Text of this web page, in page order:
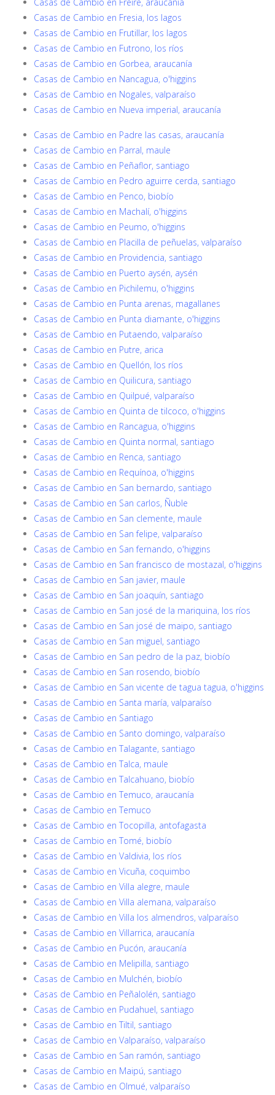
Casas de Cambio en Fresia, los lagos
Casas de Cambio en Frutillar, los lagos
Casas de Cambio en Futrono, los ríos
Casas de Cambio en Gorbea, araucanía
Casas de Cambio en Nancagua, o'higgins
Casas de Cambio en Nogales, valparaíso
Casas de Cambio en Nueva imperial, araucanía
Casas de Cambio en Padre las casas, araucanía
Casas de Cambio en Parral, maule
Casas de Cambio en Peñaflor, santiago
Casas de Cambio en Pedro aguirre cerda, santiago
Casas de Cambio en Penco, biobío
Casas de Cambio en Machalí, o'higgins
Casas de Cambio en Peumo, o'higgins
Casas de Cambio en Placilla de peñuelas, valparaíso
Casas de Cambio en Providencia, santiago
Casas de Cambio en Puerto aysén, aysén
Casas de Cambio en Pichilemu, o'higgins
Casas de Cambio en Punta arenas, magallanes
Casas de Cambio en Punta diamante, o'higgins
Casas de Cambio en Putaendo, valparaíso
Casas de Cambio en Putre, arica
Casas de Cambio en Quellón, los ríos
Casas de Cambio en Quilicura, santiago
Casas de Cambio en Quilpué, valparaíso
Casas de Cambio en Quinta de tilcoco, o'higgins
Casas de Cambio en Rancagua, o'higgins
Casas de Cambio en Quinta normal, santiago
Casas de Cambio en Renca, santiago
Casas de Cambio en Requínoa, o'higgins
Casas de Cambio en San bernardo, santiago
Casas de Cambio en San carlos, Ñuble
Casas de Cambio en San clemente, maule
Casas de Cambio en San felipe, valparaíso
Casas de Cambio en San fernando, o'higgins
Casas de Cambio en San francisco de mostazal, o'higgins
Casas de Cambio en San javier, maule
Casas de Cambio en San joaquín, santiago
Casas de Cambio en San josé de la mariquina, los ríos
Casas de Cambio en San josé de maipo, santiago
Casas de Cambio en San miguel, santiago
Casas de Cambio en San pedro de la paz, biobío
Casas de Cambio en San rosendo, biobío
Casas de Cambio en San vicente de tagua tagua, o'higgins
Casas de Cambio en Santa maría, valparaíso
Casas de Cambio en Santiago
Casas de Cambio en Santo domingo, valparaíso
Casas de Cambio en Talagante, santiago
Casas de Cambio en Talca, maule
Casas de Cambio en Talcahuano, biobío
Casas de Cambio en Temuco, araucanía
Casas de Cambio en Temuco
Casas de Cambio en Tocopilla, antofagasta
Casas de Cambio en Tomé, biobío
Casas de Cambio en Valdivia, los ríos
Casas de Cambio en Vicuña, coquimbo
Casas de Cambio en Villa alegre, maule
Casas de Cambio en Villa alemana, valparaíso
Casas de Cambio en Villa los almendros, valparaíso
Casas de Cambio en Villarrica, araucanía
Casas de Cambio en Pucón, araucanía
Casas de Cambio en Melipilla, santiago
Casas de Cambio en Mulchén, biobío
Casas de Cambio en Peñalolén, santiago
Casas de Cambio en Pudahuel, santiago
Casas de Cambio en Tiltil, santiago
Casas de Cambio en Valparaíso, valparaíso
Casas de Cambio en San ramón, santiago
Casas de Cambio en Maipú, santiago
Casas de Cambio en Olmué, valparaíso